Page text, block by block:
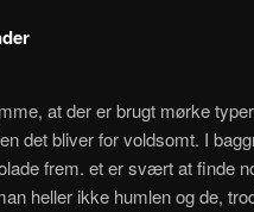
at der er brugt mørke
det bliver for voldsomt. I
frem. et er svært at finde
heller ikke humlen og de,